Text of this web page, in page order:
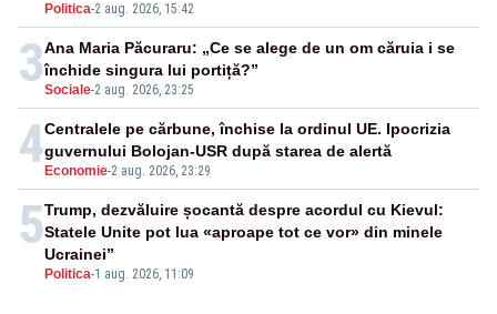
Politica-2 aug. 2026, 15:42
3Sociale-2 aug. 2026, 23:25
Ana Maria Păcuraru: „Ce se alege de un om căruia i se
închide singura lui portiță?”
4 Economie-2 aug. 2026, 23:29
Centralele pe cărbune, închise la ordinul UE. Ipocrizia
guvernului Bolojan-USR după starea de alertă
5
Politica-1 aug. 2026, 11:09
Trump, dezvăluire șocantă despre acordul cu Kievul:
Statele Unite pot lua «aproape tot ce vor» din minele
Ucrainei”